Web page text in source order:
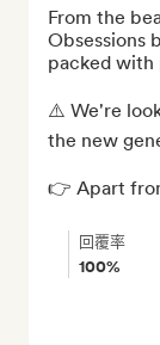
From the
Obsessions
packed with
⚠️ We're
the new
👉 Apart
回覆率
100%